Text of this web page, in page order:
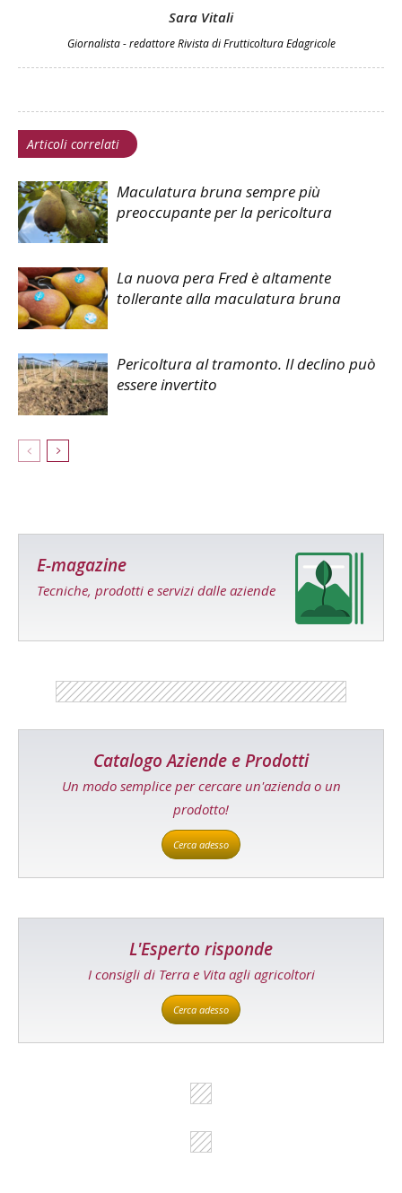
Sara Vitali
Giornalista - redattore Rivista di Frutticoltura Edagricole
Articoli correlati
Maculatura bruna sempre più
preoccupante per la pericoltura
La nuova pera Fred è altamente
tollerante alla maculatura bruna
Pericoltura al tramonto. Il declino può
essere invertito
E-magazine
Tecniche, prodotti e servizi dalle aziende
Catalogo Aziende e Prodotti
Un modo semplice per cercare un'azienda o un
prodotto!
Cerca adesso
L'Esperto risponde
I consigli di Terra e Vita agli agricoltori
Cerca adesso